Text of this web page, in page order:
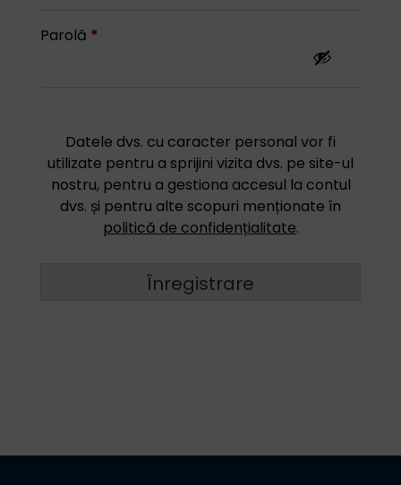
Parolă *
Datele dvs. cu caracter personal vor fi
utilizate pentru a sprijini vizita dvs. pe site-ul
nostru, pentru a gestiona accesul la contul
dvs. și pentru alte scopuri menționate în
politică de confidențialitate.
Înregistrare